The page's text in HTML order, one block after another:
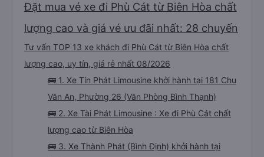
Đặt mua vé xe đi Phù Cát từ Biên Hòa chất
lượng cao và giá vé ưu đãi nhất: 28 chuyến
Tư vấn TOP 13 xe khách đi Phù Cát từ Biên Hòa chất
lượng cao, uy tín, giá rẻ nhất 08/2026
🚌 1. Xe Tín Phát Limousine khởi hành tại 181 Chu
Văn An, Phường 26 (Văn Phòng Bình Thạnh)
🚌 2. Xe Tài Phát Limousine : Xe đi Phù Cát chất
lượng cao từ Biên Hòa
🚌 3. Xe Thành Phát (Bình Định) khởi hành tại